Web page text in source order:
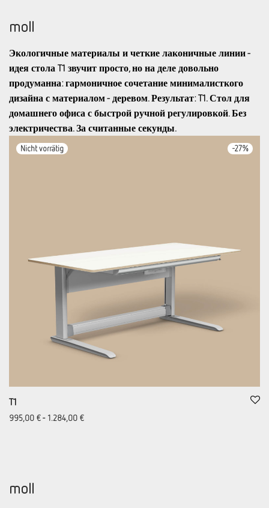
moll
Экологичные материалы и четкие лаконичные линии -
идея стола T1 звучит просто, но на деле довольно
продуманна: гармоничное сочетание минималисткого
дизайна с материалом - деревом. Результат: T1. Стол для
домашнего офиса с быстрой ручной регулировкой. Без
электричества. За считанные секунды.
-27%
T1
995,00 €- 1.284,00 €
moll